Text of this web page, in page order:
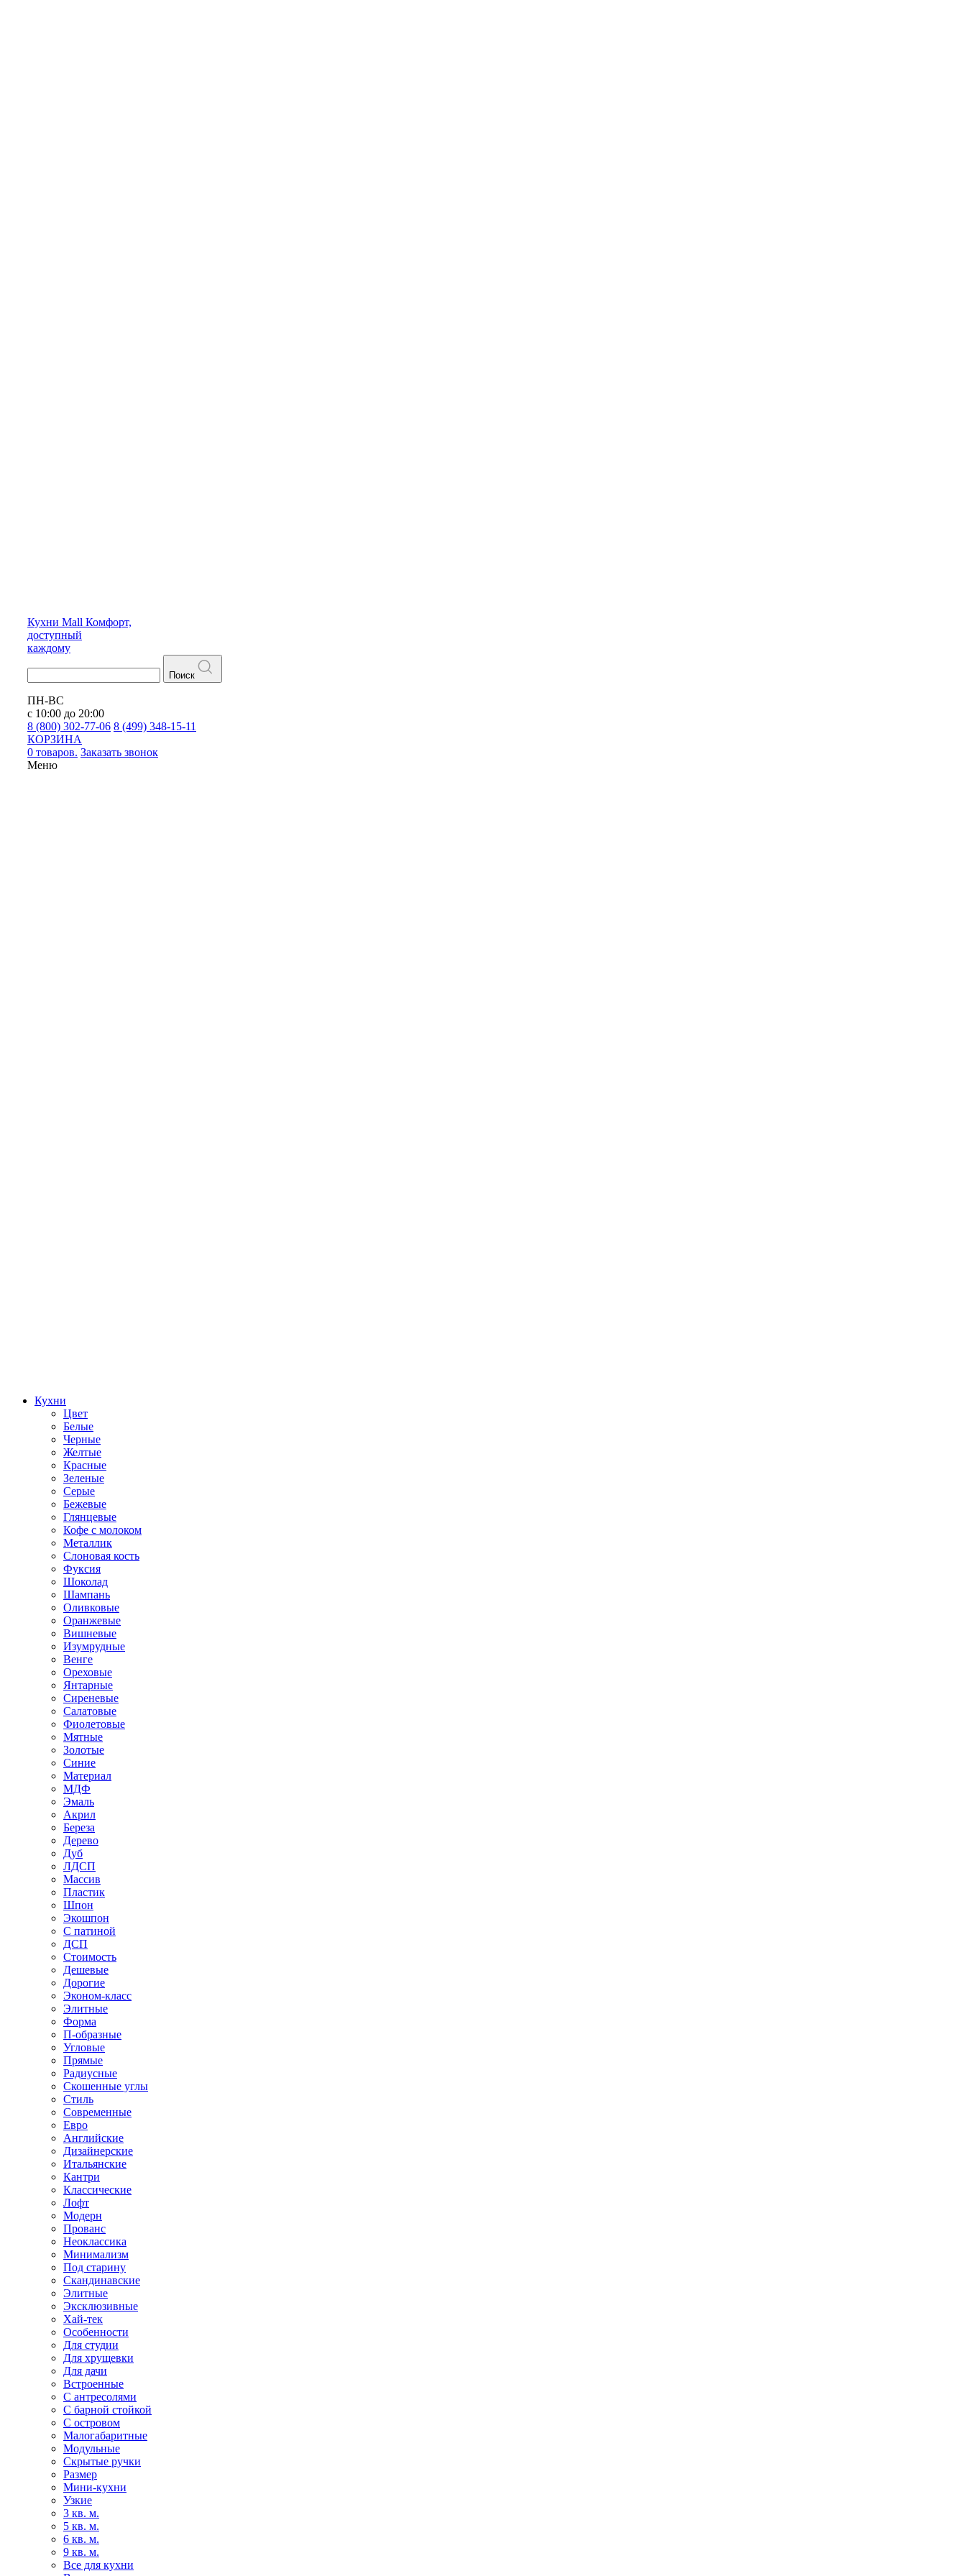
Кухни Mall Комфорт,
доступный
каждому
Поиск
ПН-ВС
с 10:00 до 20:00
8 (800) 302-77-06 8 (499) 348-15-11
КОРЗИНА
0 товаров. Заказать звонок
Меню
Кухни
Цвет
Белые
Черные
Желтые
Красные
Зеленые
Серые
Бежевые
Глянцевые
Кофе с молоком
Металлик
Слоновая кость
Фуксия
Шоколад
Шампань
Оливковые
Оранжевые
Вишневые
Изумрудные
Венге
Ореховые
Янтарные
Сиреневые
Салатовые
Фиолетовые
Мятные
Золотые
Синие
Материал
МДФ
Эмаль
Акрил
Береза
Дерево
Дуб
ЛДСП
Массив
Пластик
Шпон
Экошпон
С патиной
ДСП
Стоимость
Дешевые
Дорогие
Эконом-класс
Элитные
Форма
П-образные
Угловые
Прямые
Радиусные
Скошенные углы
Стиль
Современные
Евро
Английские
Дизайнерские
Итальянские
Кантри
Классические
Лофт
Модерн
Прованс
Неоклассика
Минимализм
Под старину
Скандинавские
Элитные
Эксклюзивные
Хай-тек
Особенности
Для студии
Для хрущевки
Для дачи
Встроенные
С антресолями
С барной стойкой
С островом
Малогабаритные
Модульные
Скрытые ручки
Размер
Мини-кухни
Узкие
3 кв. м.
5 кв. м.
6 кв. м.
9 кв. м.
Все для кухни